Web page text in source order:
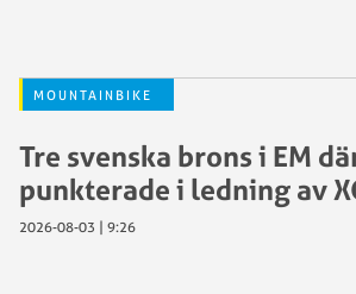
MOUNTAINBIKE
Tre svenska brons i EM
punkterade i ledning av
2026-08-03 | 9:26